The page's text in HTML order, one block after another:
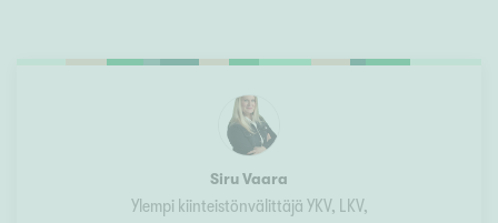
Siru Vaara
Ylempi kiinteistönvälittäjä YKV, LKV,